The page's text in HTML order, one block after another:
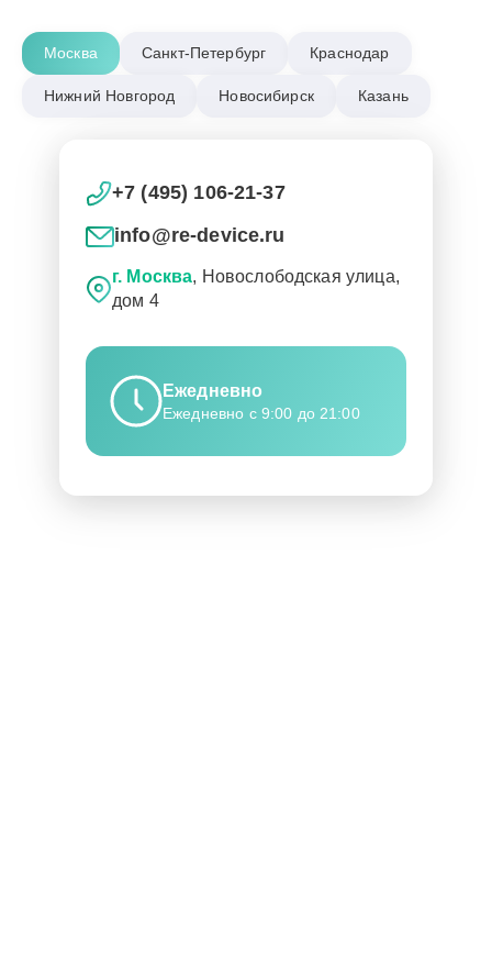
Москва Санкт-Петербург Краснодар
Нижний Новгород Новосибирск Казань
+7 (495) 106-21-37
info@re-device.ru
г. Москва, Новослободская улица,
дом 4
Ежедневно
Ежедневно с 9:00 до 21:00